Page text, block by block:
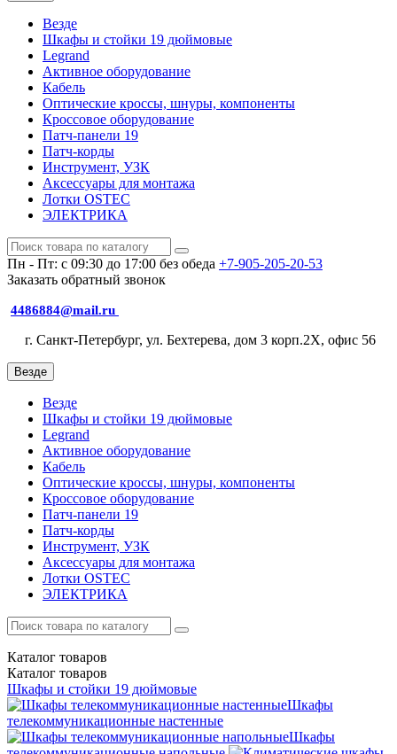
Везде
Шкафы и стойки 19 дюймовые
Legrand
Активное оборудование
Кабель
Оптические кроссы, шнуры, компоненты
Кроссовое оборудование
Патч-панели 19
Патч-корды
Инструмент, УЗК
Аксессуары для монтажа
Лотки OSTEC
ЭЛЕКТРИКА
Пн - Пт: с 09:30 до 17:00 без обеда +7-905-205-20-53
Заказать обратный звонок
4486884@mail.ru
г. Санкт-Петербург, ул. Бехтерева, дом 3 корп.2X, офис 56
Везде
Везде
Шкафы и стойки 19 дюймовые
Legrand
Активное оборудование
Кабель
Оптические кроссы, шнуры, компоненты
Кроссовое оборудование
Патч-панели 19
Патч-корды
Инструмент, УЗК
Аксессуары для монтажа
Лотки OSTEC
ЭЛЕКТРИКА
Каталог товаров
Каталог товаров
Шкафы и стойки 19 дюймовые
Шкафы
телекоммуникационные настенные
Шкафы